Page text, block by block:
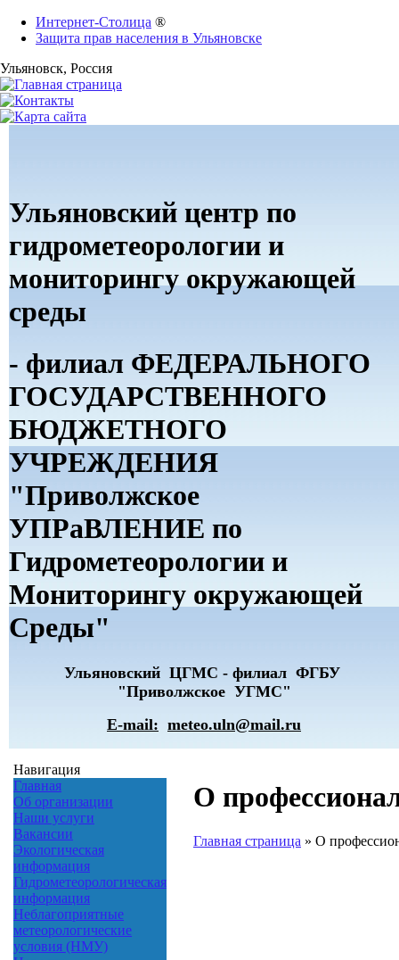
Интернет-Столица ®
Защита прав населения в Ульяновске
Ульяновск, Россия
Ульяновский центр по
гидрометеорологии и
мониторингу окружающей
среды
- филиал ФЕДЕРАЛЬНОГО
ГОСУДАРСТВЕННОГО
БЮДЖЕТНОГО
УЧРЕЖДЕНИЯ
"Приволжское
УПРаВЛЕНИЕ по
Гидрометеорологии и
Мониторингу окружающей
Среды"
Ульяновский ЦГМС - филиал ФГБУ
"Приволжское УГМС"
E-mail: meteo.uln@mail.ru
Навигация
Главная
Об организации
Наши услуги
Вакансии
Экологическая
информация
Гидрометеорологическая
информация
Неблагоприятные
метеорологические
условия (НМУ)
О
Главная страница » О